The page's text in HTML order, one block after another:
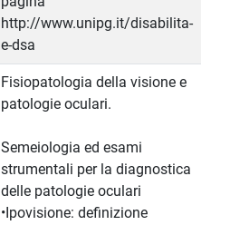
http://www.unipg.it/disabilita-
e-dsa
Fisiopatologia della visione e
patologie oculari.
Semeiologia ed esami
strumentali per la diagnostica
delle patologie oculari
•Ipovisione: definizione